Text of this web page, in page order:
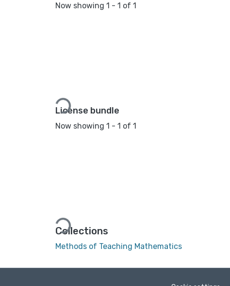
Now showing 1 - 1 of 1
Loading...
License bundle
Now showing 1 - 1 of 1
Loading...
Collections
Methods of Teaching Mathematics